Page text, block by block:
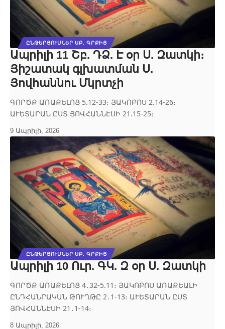
ԸՆԹԵՐՑՈՒՄՆԵՐ ՍԲ. ԳՐՔԻՑ
Ապրիլի 11 Շբ. ԴՁ. Է օր Ս. Զատկի։
Յիշատակ գլխատման Ս.
Յովհաննու Մկրտչի
ԳՈՐԾՔ ԱՌԱՔԵԼՈՑ 5.12‐33։ ՅԱԿՈԲՈՍ 2.14‐26։
ԱՒԵՏԱՐԱՆ ԸՍՏ ՅՈՎՀԱՆՆԷՍԻ 21.15‐25։
9 Ապրիլի, 2026
ԸՆԹԵՐՑՈՒՄՆԵՐ ՍԲ. ԳՐՔԻՑ
Ապրիլի 10 Ուր. ԳԿ. Զ օր Ս. Զատկի
ԳՈՐԾՔ ԱՌԱՔԵԼՈՑ 4․32‐5.11։ ՅԱԿՈԲՈՍ ԱՌԱՔԵԱԼԻ
ԸՆԴՀԱՆՐԱԿԱՆ ԹՈՒՂԹԸ 2․1-13։ ԱՒԵՏԱՐԱՆ ԸՍՏ
ՅՈՎՀԱՆՆԷՍԻ 21․1‐14։
8 Ապրիլի, 2026